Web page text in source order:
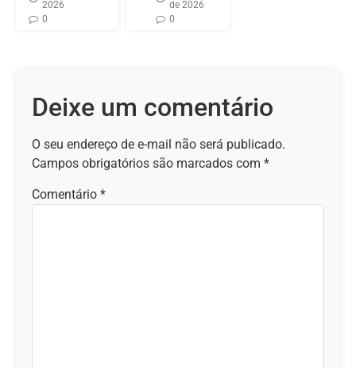
2026
0
de 2026
0
Deixe um comentário
O seu endereço de e-mail não será publicado.
Campos obrigatórios são marcados com *
Comentário *